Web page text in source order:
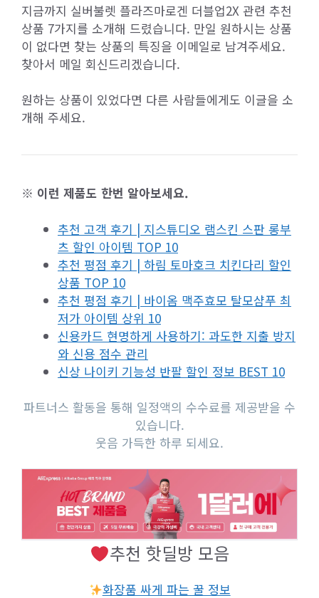
지금까지 실버불렛 플라즈마로겐 더블업2X 관련 추천
상품 7가지를 소개해 드렸습니다. 만일 원하시는 상품
이 없다면 찾는 상품의 특징을 이메일로 남겨주세요.
찾아서 메일 회신드리겠습니다.
원하는 상품이 있었다면 다른 사람들에게도 이글을 소
개해 주세요.
※ 이런 제품도 한번 알아보세요.
추천 고객 후기 | 지스튜디오 램스킨 스판 롱부
츠 할인 아이템 TOP 10
추천 평점 후기 | 하림 토마호크 치킨다리 할인
상품 TOP 10
추천 평점 후기 | 바이옴 맥주효모 탈모샴푸 최
저가 아이템 상위 10
신용카드 현명하게 사용하기: 과도한 지출 방지
와 신용 점수 관리
신상 나이키 기능성 반팔 할인 정보 BEST 10
파트너스 활동을 통해 일정액의 수수료를 제공받을 수
있습니다.
웃음 가득한 하루 되세요.
추천 핫딜방 모음
화장품 싸게 파는 꿀 정보